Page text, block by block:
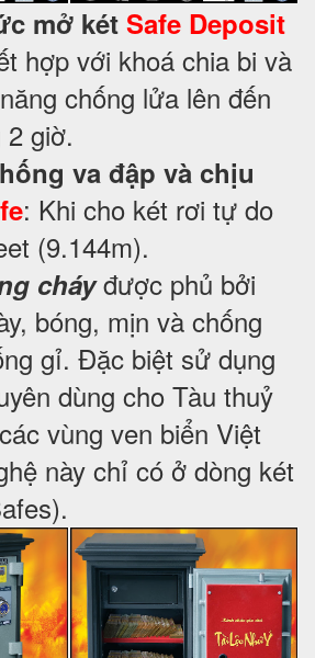
mở két Safe Deposit
hợp với khoá chia bi và
chống lửa lên đến
2 giờ.
va đập và chịu
: Khi cho két rơi tự do
(9.144m).
cháyđược phủ bởi
bóng, mịn và chống
gỉ. Đặc biệt sử dụng
dùng cho Tàu thuỷ
vùng ven biển Việt
này chỉ có ở dòng két